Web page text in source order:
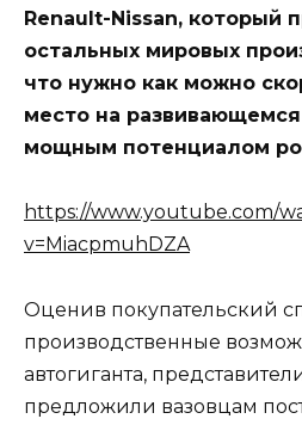
Renault-Nissan, который
остальных мировых
что нужно как можно
место на
мощным потенциалом
https://www.youtube.com/
v=MiacpmuhDZA
Оценив покупательский
производственные
автогиганта,
предложили вазовцам